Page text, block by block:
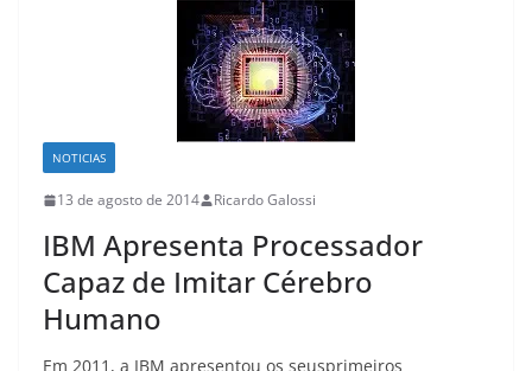
NOTICIAS
13 de agosto de 2014 Ricardo Galossi
IBM Apresenta Processador
Capaz de Imitar Cérebro
Humano
Em 2011, a IBM apresentou os seusprimeiros